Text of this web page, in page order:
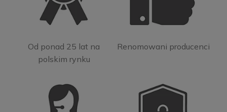
Od ponad 25 lat na
polskim rynku
Renomowani producenci